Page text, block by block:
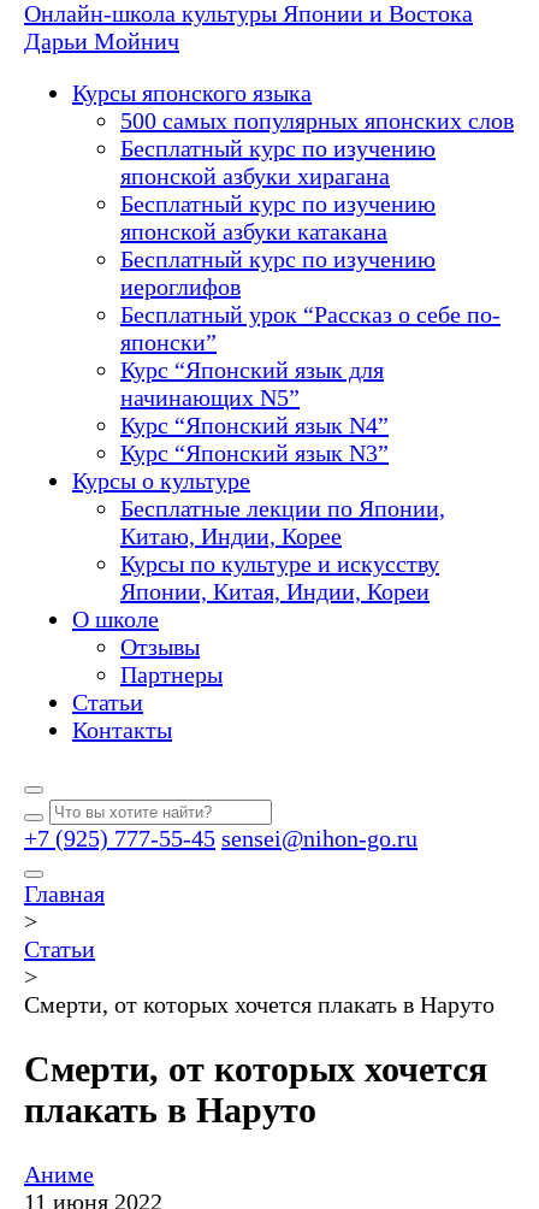
Онлайн-школа культуры Японии и Востока
Дарьи Мойнич
Курсы японского языка
500 самых популярных японских слов
Бесплатный курс по изучению
японской азбуки хирагана
Бесплатный курс по изучению
японской азбуки катакана
Бесплатный курс по изучению
иероглифов
Бесплатный урок “Рассказ о себе по-
японски”
Курс “Японский язык для
начинающих N5”
Курс “Японский язык N4”
Курс “Японский язык N3”
Курсы о культуре
Бесплатные лекции по Японии,
Китаю, Индии, Корее
Курсы по культуре и искусству
Японии, Китая, Индии, Кореи
О школе
Отзывы
Партнеры
Статьи
Контакты
+7 (925) 777-55-45 sensei@nihon-go.ru
Главная
>
Статьи
>
Смерти, от которых хочется плакать в Наруто
Смерти, от которых хочется
плакать в Наруто
Аниме
11 июня 2022